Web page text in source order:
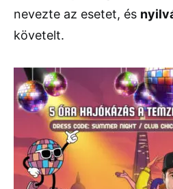
nevezte az esetet, és
követelt.